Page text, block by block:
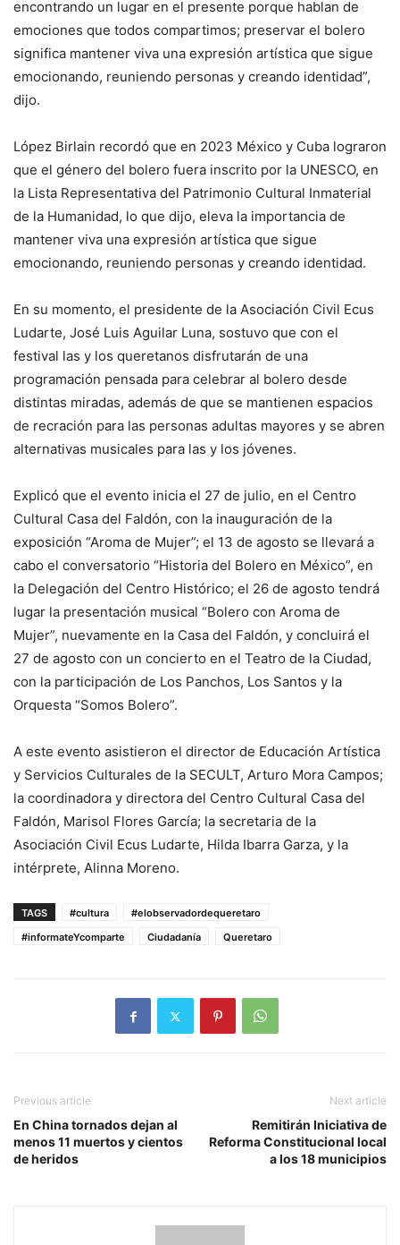
encontrando un lugar en el presente porque hablan de
emociones que todos compartimos; preservar el bolero
significa mantener viva una expresión artística que sigue
emocionando, reuniendo personas y creando identidad”,
dijo.
López Birlain recordó que en 2023 México y Cuba lograron
que el género del bolero fuera inscrito por la UNESCO, en
la Lista Representativa del Patrimonio Cultural Inmaterial
de la Humanidad, lo que dijo, eleva la importancia de
mantener viva una expresión artística que sigue
emocionando, reuniendo personas y creando identidad.
En su momento, el presidente de la Asociación Civil Ecus
Ludarte, José Luis Aguilar Luna, sostuvo que con el
festival las y los queretanos disfrutarán de una
programación pensada para celebrar al bolero desde
distintas miradas, además de que se mantienen espacios
de recración para las personas adultas mayores y se abren
alternativas musicales para las y los jóvenes.
Explicó que el evento inicia el 27 de julio, en el Centro
Cultural Casa del Faldón, con la inauguración de la
exposición “Aroma de Mujer”; el 13 de agosto se llevará a
cabo el conversatorio “Historia del Bolero en México”, en
la Delegación del Centro Histórico; el 26 de agosto tendrá
lugar la presentación musical “Bolero con Aroma de
Mujer”, nuevamente en la Casa del Faldón, y concluirá el
27 de agosto con un concierto en el Teatro de la Ciudad,
con la participación de Los Panchos, Los Santos y la
Orquesta “Somos Bolero”.
A este evento asistieron el director de Educación Artística
y Servicios Culturales de la SECULT, Arturo Mora Campos;
la coordinadora y directora del Centro Cultural Casa del
Faldón, Marisol Flores García; la secretaria de la
Asociación Civil Ecus Ludarte, Hilda Ibarra Garza, y la
intérprete, Alinna Moreno.
TAGS #cultura
#elobservadordequeretaro
#informateYcomparte
Ciudadanía Queretaro
Previous article
En China tornados dejan al
menos 11 muertos y cientos
de heridos
Next article
Remitirán Iniciativa de
Reforma Constitucional local
a los 18 municipios